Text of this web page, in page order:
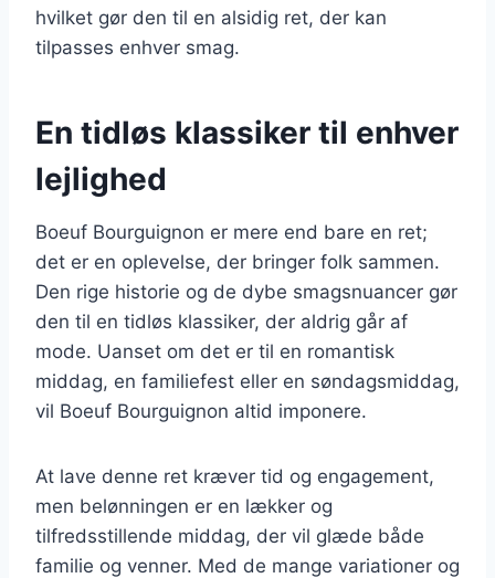
hvilket gør den til en alsidig ret, der kan
tilpasses enhver smag.
En tidløs klassiker til enhver
lejlighed
Boeuf Bourguignon er mere end bare en ret;
det er en oplevelse, der bringer folk sammen.
Den rige historie og de dybe smagsnuancer gør
den til en tidløs klassiker, der aldrig går af
mode. Uanset om det er til en romantisk
middag, en familiefest eller en søndagsmiddag,
vil Boeuf Bourguignon altid imponere.
At lave denne ret kræver tid og engagement,
men belønningen er en lækker og
tilfredsstillende middag, der vil glæde både
familie og venner. Med de mange variationer og